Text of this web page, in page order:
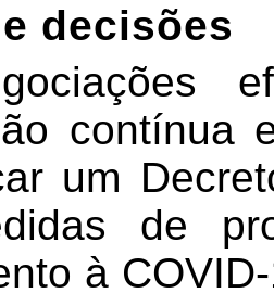
decisões
contínua
um
de
à